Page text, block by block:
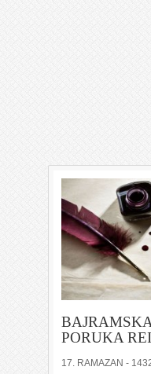
PORUKA
17. RAMAZAN -